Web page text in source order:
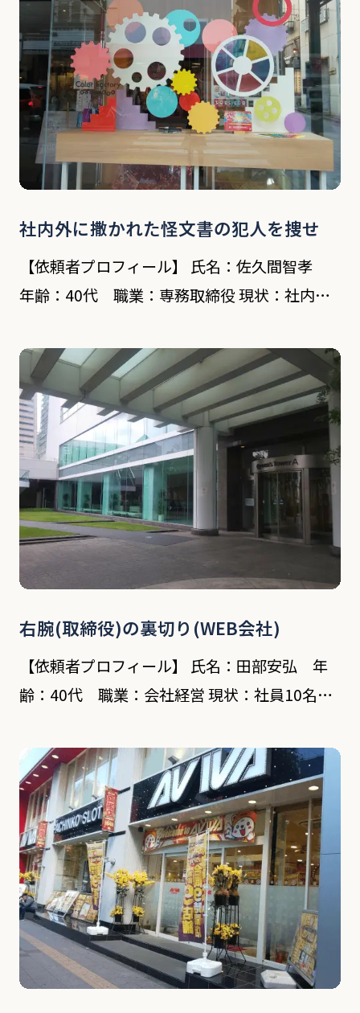
[…]
社内外に撒かれた怪文書の犯人を捜せ
【依頼者プロフィール】 氏名：佐久間智孝
年齢：40代 職業：専務取締役 現状：社内、
た怪文書が流され、犯人の特定を行いたい。
依頼内容 依頼者の会社は神奈川県茅ヶ崎市に
所在する […]
右腕(取締役)の裏切り(WEB会社)
【依頼者プロフィール】 氏名：田部安弘 年
齢：40代 職業：会社経営 現状：社員10名の
名：金澤聡 年齢：40歳 職業：取締役(営業担
当) 依頼内容 独立前に勤めていた会社の […]